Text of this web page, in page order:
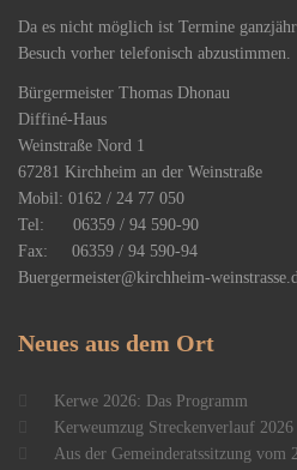
Da es nicht möglich ist Termine
Besuch vorher telefonisch abzustimmen.
Bürgermeister Thomas Dhonau
Diffiné-Haus
​Weinstraße Nord 1
67281 Kirchheim an der Weinstraße
Mobil: 0162 / 24 77 050
Tel: 06359 / 94 590-90
Fax: 06359 / 94 590-94
Buergermeister@kirchheim-
Neues aus dem Ort
Kerwe 2026: Das Programm
Kerweumzug Streckenverlauf 2026
Aus der Gemeinderatssitzung vom